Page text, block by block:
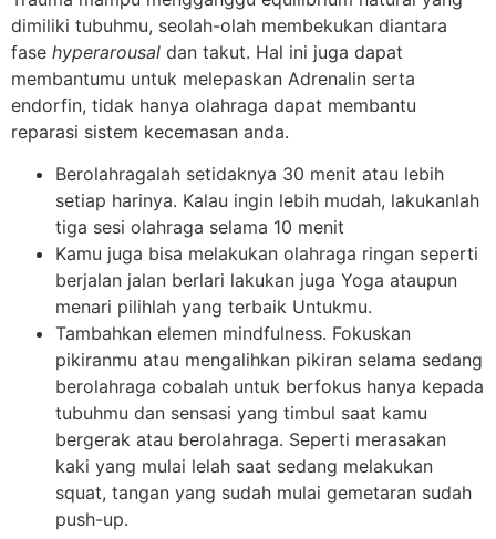
dimiliki tubuhmu, seolah-olah membekukan diantara
fase hyperarousal dan takut. Hal ini juga dapat
membantumu untuk melepaskan Adrenalin serta
endorfin, tidak hanya olahraga dapat membantu
reparasi sistem kecemasan anda.
Berolahragalah setidaknya 30 menit atau lebih
setiap harinya. Kalau ingin lebih mudah, lakukanlah
tiga sesi olahraga selama 10 menit
Kamu juga bisa melakukan olahraga ringan seperti
berjalan jalan berlari lakukan juga Yoga ataupun
menari pilihlah yang terbaik Untukmu.
Tambahkan elemen mindfulness. Fokuskan
pikiranmu atau mengalihkan pikiran selama sedang
berolahraga cobalah untuk berfokus hanya kepada
tubuhmu dan sensasi yang timbul saat kamu
bergerak atau berolahraga. Seperti merasakan
kaki yang mulai lelah saat sedang melakukan
squat, tangan yang sudah mulai gemetaran sudah
push-up.